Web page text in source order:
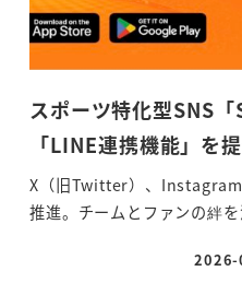
スポーツ特化型SNS
「LINE連携機能」を
X（旧Twitter）、Instagram
推進。チームとファンの絆
投稿日
2026-